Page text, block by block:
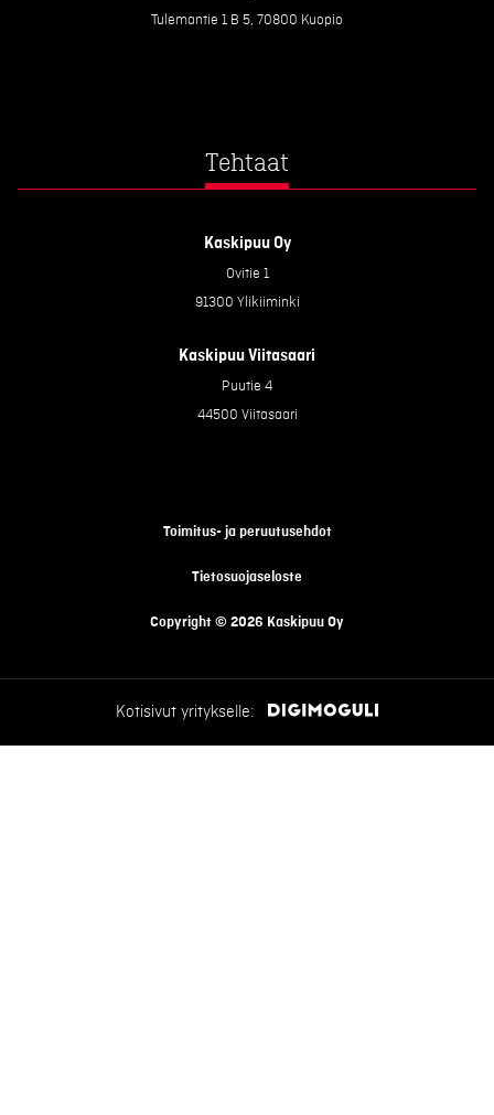
Tulemantie 1 B 5, 70800 Kuopio
Tehtaat
Kaskipuu Oy
Ovitie 1
91300 Ylikiiminki
Kaskipuu Viitasaari
Puutie 4
44500 Viitasaari
Copyright © 2026 Kaskipuu Oy
Tietosuojaseloste
Toimitus- ja peruutusehdot
Kotisivut yritykselle: